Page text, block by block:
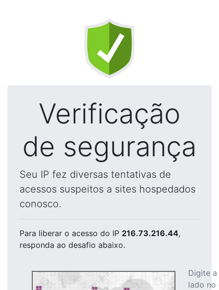
Verificação
de segurança
Seu IP fez diversas tentativas de
acessos suspeitos a sites hospedados
conosco.
Para liberar o acesso do IP 216.73.216.44,
responda ao desafio abaixo.
Digite
lado no